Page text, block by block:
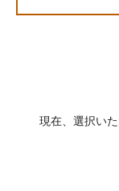
現在、選択い